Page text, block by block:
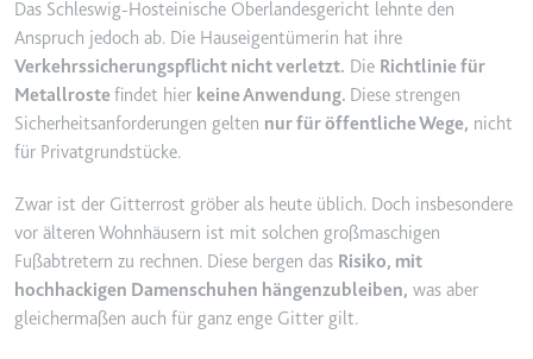
Ablauf:
2 Jahre
Typ:
HTTP-Cookie
Anbieter:
smartlaw.de
Wird verwendet, um die Effizienz
der Werbeaktivitäten der Website
zu messen, indem Daten über die
Conversion-Rate der Anzeigen der
Das Schleswig-Hosteinische Oberlandesgericht lehnte den
Anspruch jedoch ab. Die Hauseigentümerin hat ihre
Verkehrssicherungspflicht nicht verletzt. Die Richtlinie für
Metallrostefindet hier keine Anwendung. Diese strengen
Sicherheitsanforderungen gelten nur für öffentliche Wege, nicht
für Privatgrundstücke.
Zwar ist der Gitterrost gröber als heute üblich. Doch insbesondere
vor älteren Wohnhäusern ist mit solchen großmaschigen
Fußabtretern zu rechnen. Diese bergen das Risiko, mit
hochhackigen Damenschuhen hängenzubleiben, was aber
gleichermaßen auch für ganz enge Gitter gilt.